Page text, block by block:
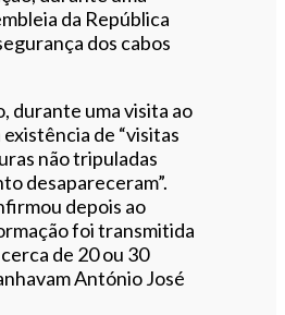
da República
dos cabos
durante uma visita ao
de “visitas
não tripuladas
desapareceram”.
depois ao
foi transmitida
de 20 ou 30
António José